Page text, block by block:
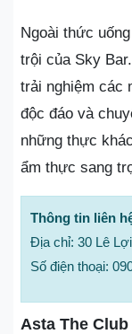
Ngoài thức
trội của Sky
trải nghiệm các
độc đáo và
những thực
ẩm thực sang
Thông tin liên
Địa chỉ: 30 Lê
Số điện thoại:
Asta The Club